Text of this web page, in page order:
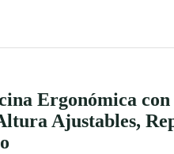
Ergonómica
Ajustables,